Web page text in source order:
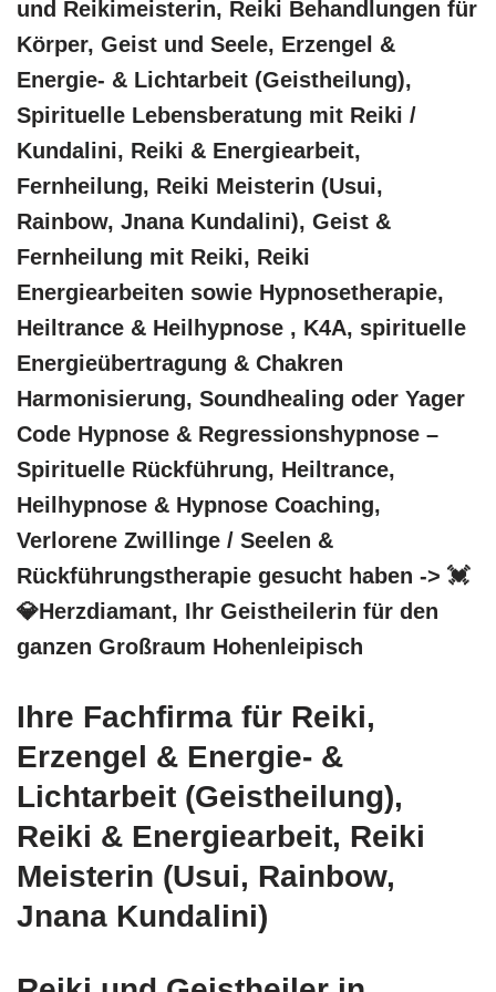
und Reikimeisterin, Reiki Behandlungen für
Körper, Geist und Seele, Erzengel &
Energie- & Lichtarbeit (Geistheilung),
Spirituelle Lebensberatung mit Reiki /
Kundalini, Reiki & Energiearbeit,
Fernheilung, Reiki Meisterin (Usui,
Rainbow, Jnana Kundalini), Geist &
Fernheilung mit Reiki, Reiki
Energiearbeiten sowie Hypnosetherapie,
Heiltrance & Heilhypnose , K4A, spirituelle
Energieübertragung & Chakren
Harmonisierung, Soundhealing oder Yager
Code Hypnose & Regressionshypnose –
Spirituelle Rückführung, Heiltrance,
Heilhypnose & Hypnose Coaching,
Verlorene Zwillinge / Seelen &
Rückführungstherapie gesucht haben -> 💓️
💎Herzdiamant, Ihr Geistheilerin für den
ganzen Großraum Hohenleipisch
Ihre Fachfirma für Reiki,
Erzengel & Energie- &
Lichtarbeit (Geistheilung),
Reiki & Energiearbeit, Reiki
Meisterin (Usui, Rainbow,
Jnana Kundalini)